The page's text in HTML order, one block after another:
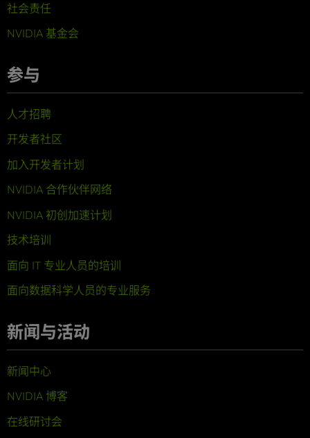
社会责任
NVIDIA 基金会
参与
人才招聘
开发者社区
加入开发者计划
NVIDIA 合作伙伴网络
NVIDIA 初创加速计划
技术培训
面向 IT 专业人员的培训
面向数据科学人员的专业服务
新闻与活动
新闻中心
NVIDIA 博客
在线研讨会